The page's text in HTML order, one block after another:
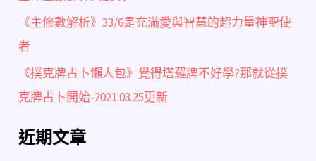
《主修數解析》33/6是充滿愛與智慧的超力量神聖使
者
《撲克牌占卜懶人包》覺得塔羅牌不好學?那就從撲
克牌占卜開始-2021.03.25更新
近期文章